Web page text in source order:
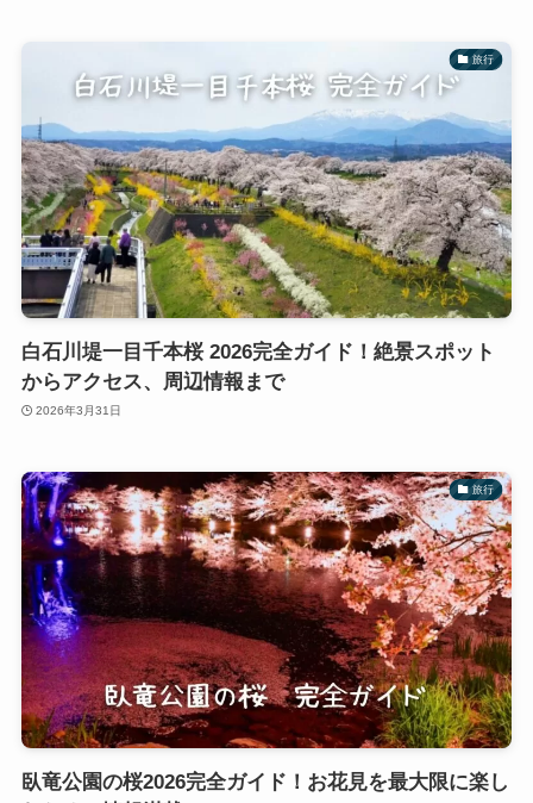
旅行
白石川堤一目千本桜 2026完全ガイド！絶景スポット
からアクセス、周辺情報まで
2026年3月31日
旅行
臥竜公園の桜2026完全ガイド！お花見を最大限に楽し